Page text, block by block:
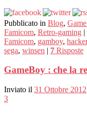
Pubblicato in Blog,
Famicom, Retro-gaming |
Famicom, gamboy,
sega, winsen | 7 Risposte
GameBoy : che la
Inviato il 31 Ottobre 2012
3